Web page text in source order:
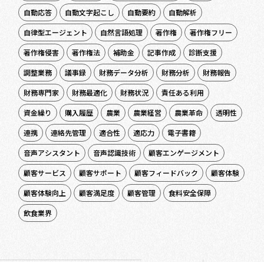
自動応答
自動文字起こし 自動要約
自動解析
自律型エージェント
自然言語処理 著作権
著作権フリー
著作権侵害
著作権法 補助金 記事作成
診断支援
調整業務
議事録 財務データ分析 財務分析
財務報告
財務専門家
財務最適化 財務状況
責任ある利用
資金繰り
購入履歴 農業 農業経営 農業革命
透明性
連携
連絡先管理 適合性 適応力
電子書籍
音声アシスタント
音声認識技術
顧客エンゲージメント
顧客サービス
顧客サポート 顧客フィードバック
顧客体験
顧客体験向上
顧客満足度 顧客管理
食料安全保障
飲食業界